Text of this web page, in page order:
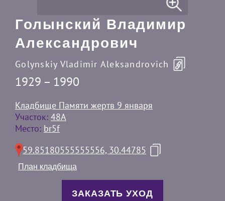
Голынский Владимир
Александрович
Golynskiy Vladimir Aleksandrovich
1929 – 1990
Кладбище Памяти жертв 9 января
Участок: 48А
Место: br5f
59.85180555555556, 30.44785
План кладбища
ЗАКАЗАТЬ УХОД